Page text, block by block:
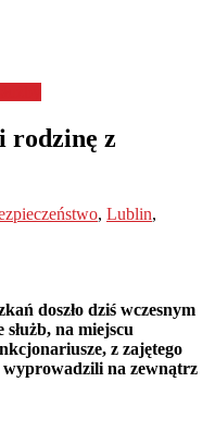
rodzinę z
, Lublin,
doszło dziś wczesnym
na miejscu
z zajętego
wyprowadzili na zewnątrz